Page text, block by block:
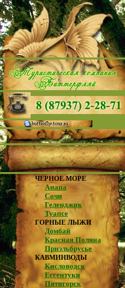
ЧЕРНОЕ МОРЕ
Анапа
Сочи
Геленджик
Туапсе
ГОРНЫЕ ЛЫЖИ
Домбай
Красная Поляна
Приэльбрусье
КАВМИНВОДЫ
Кисловодск
Ессентуки
Пятигорск